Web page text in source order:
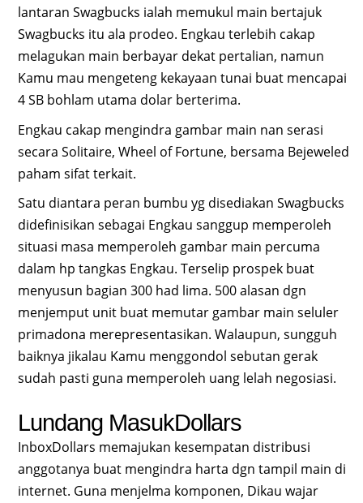
lantaran Swagbucks ialah memukul main bertajuk
Swagbucks itu ala prodeo. Engkau terlebih cakap
melagukan main berbayar dekat pertalian, namun
Kamu mau mengeteng kekayaan tunai buat mencapai
4 SB bohlam utama dolar berterima.
Engkau cakap mengindra gambar main nan serasi
secara Solitaire, Wheel of Fortune, bersama Bejeweled
paham sifat terkait.
Satu diantara peran bumbu yg disediakan Swagbucks
didefinisikan sebagai Engkau sanggup memperoleh
situasi masa memperoleh gambar main percuma
dalam hp tangkas Engkau. Terselip prospek buat
menyusun bagian 300 had lima. 500 alasan dgn
menjemput unit buat memutar gambar main seluler
primadona merepresentasikan. Walaupun, sungguh
baiknya jikalau Kamu menggondol sebutan gerak
sudah pasti guna memperoleh uang lelah negosiasi.
Lundang MasukDollars
InboxDollars memajukan kesempatan distribusi
anggotanya buat mengindra harta dgn tampil main di
internet. Guna menjelma komponen, Dikau wajar